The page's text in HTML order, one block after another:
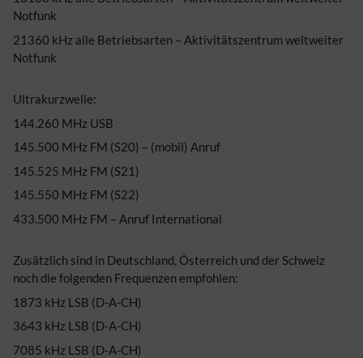
Notfunk
21360 kHz alle Betriebsarten – Aktivitätszentrum weltweiter
Notfunk
Ultrakurzwelle:
144.260 MHz USB
145.500 MHz FM (S20) – (mobil) Anruf
145.525 MHz FM (S21)
145.550 MHz FM (S22)
433.500 MHz FM – Anruf International
Zusätzlich sind in Deutschland, Österreich und der Schweiz
noch die folgenden Frequenzen empfohlen:
1873 kHz LSB (D-A-CH)
3643 kHz LSB (D-A-CH)
7085 kHz LSB (D-A-CH)